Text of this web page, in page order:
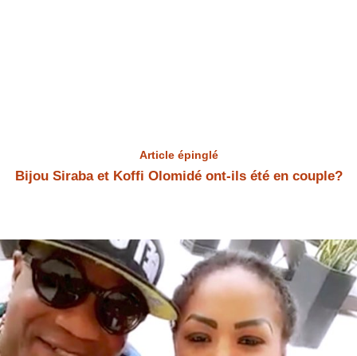
Article épinglé
Bijou Siraba et Koffi Olomidé ont-ils été en couple?